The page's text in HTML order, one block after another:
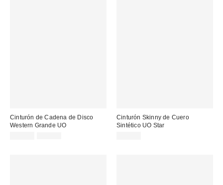
Cinturón de Cadena de Disco
Western Grande UO
Cinturón Skinny de Cuero
Sintético UO Star